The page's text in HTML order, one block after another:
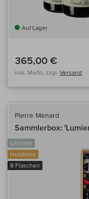
Auf Lager
365,00 €
inkl. MwSt, zzgl. Versand
Pierre Menard
Sammlerbox:
Limitiert
Holzkiste
8 Flaschen